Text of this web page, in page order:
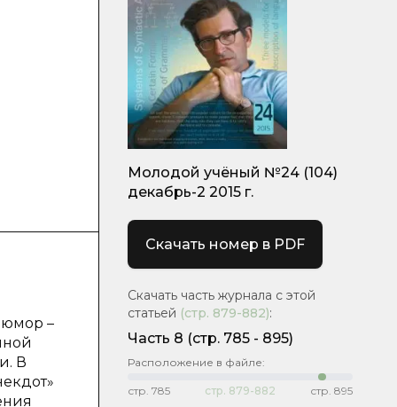
юмор –
В
Молодой учёный №24 (104)
декабрь-2 2015 г.
Скачать номер в PDF
Скачать часть журнала с этой
статьей (стр. 879-882):
Часть 8 (cтр. 785 - 895)
Расположение в файле:
стр. 785 стр. 879-882 стр. 895